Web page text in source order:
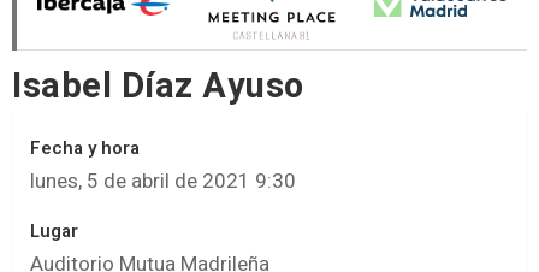
Isabel Díaz Ayuso
Fecha y hora
lunes, 5 de abril de 2021 9:30
Lugar
Auditorio Mutua Madrileña